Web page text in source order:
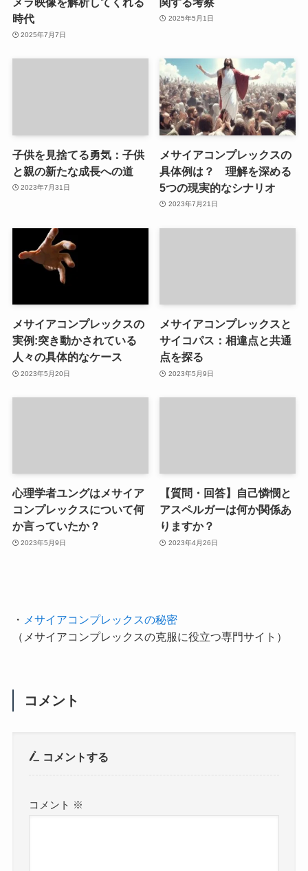
時代
2025年7月7日
2025年5月1日
子供を見捨てる勇気：子供
と親の新たな成長への道
2023年7月31日
メサイアコンプレックスの
具体例は？ 理解を深める
5つの現実的なシナリオ
2023年7月21日
メサイアコンプレックスの
実例:突き動かされている
人々の具体的なケース
2023年5月20日
メサイアコンプレックスと
サイコパス：相違点と共通
点を探る
2023年5月9日
心理学者ユングはメサイア
コンプレックスについて何
か言っていたか？
2023年5月9日
【質問・回答】自己憐憫と
アスペルガーは何か関係あ
りますか？
2023年4月26日
・
メサイアコンプレックスの秘密
（メサイアコンプレックスの克服に役立つ専門サイト）
コメント
コメントする
コメント ※